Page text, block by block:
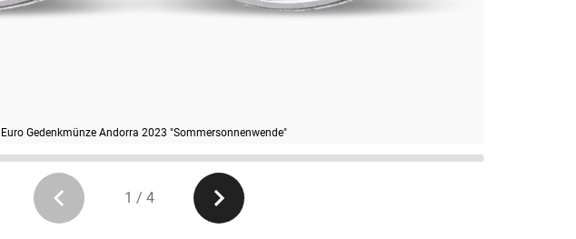
Gedenkmünze Andorra 2023 "Sommersonnenwende"
1 / 4